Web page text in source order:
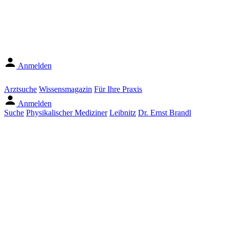
Anmelden
Arztsuche Wissensmagazin Für Ihre Praxis
Anmelden
Suche Physikalischer Mediziner Leibnitz Dr. Ernst Brandl